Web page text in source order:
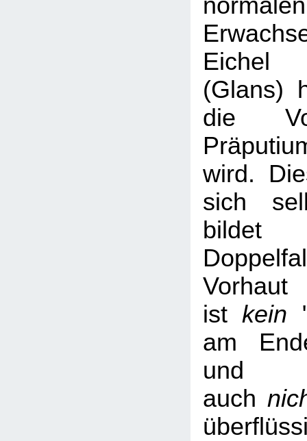
(Glans)
die
wird.
sich
Vorhaut
istkein
am
auch